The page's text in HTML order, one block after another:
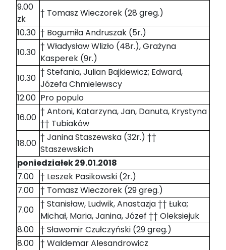
9.00
zk
† Tomasz Wieczorek (28 greg.)
10.30 † Bogumiła Andruszak (5r.)
10.30
† Władysław Wlizło (48r.), Grażyna
Kasperek (9r.)
10.30
† Stefania, Julian Bajkiewicz; Edward,
Józefa Chmielewscy
12.00 Pro populo
16.00
† Antoni, Katarzyna, Jan, Danuta, Krystyna
†† Tubiaków
18.00
† Janina Staszewska (32r.) ††
Staszewskich
poniedziałek 29.01.2018
7.00 † Leszek Pasikowski (2r.)
7.00 † Tomasz Wieczorek (29 greg.)
7.00
† Stanisław, Ludwik, Anastazja †† Łuka;
Michał, Maria, Janina, Józef †† Oleksiejuk
8.00 † Sławomir Czułczyński (29 greg.)
8.00 † Waldemar Alesandrowicz